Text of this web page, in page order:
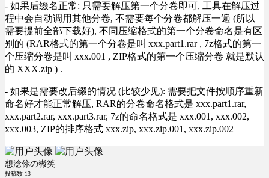
- 如果后缀名正常: 只需要解压第一个分卷即可, 工具在解压过
程中会自动调用其他分卷, 不需要每个分卷都解压一遍 (所以
需要提前全部下载好), 不同压缩格式的第一个分卷命名是有区
别的 (RAR格式的第一个分卷是叫 xxx.part1.rar , 7z格式的第一
个压缩分卷是叫 xxx.001 , ZIP格式的第一个压缩分卷 就是默认
的 XXX.zip ) .
- 如果是需要改后缀的情况 (比较少见): 需要把文件按顺序重新
命名好才能正常解压, RAR的分卷命名格式是 xxx.part1.rar,
xxx.part2.rar, xxx.part3.rar, 7z的命名格式是 xxx.001, xxx.002,
xxx.003, ZIP的排序格式 xxx.zip, xxx.zip.001, xxx.zip.002
想淰伱の嶶笶
投稿数 13